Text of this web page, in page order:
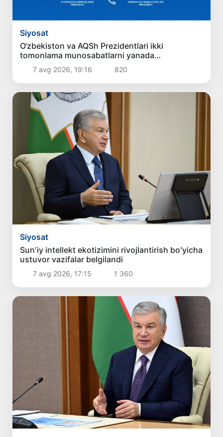
Siyosat
O‘zbekiston va AQSh Prezidentlari ikki
tomonlama munosabatlarni yanada
mustahkamlash istiqbollarini muhokama qildilar
7 avg 2026, 19:16 820
Siyosat
Sunʼiy intellekt ekotizimini rivojlantirish boʻyicha
ustuvor vazifalar belgilandi
7 avg 2026, 17:15 1 360